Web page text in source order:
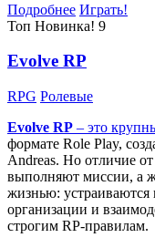
Подробнее Играть!
Топ Новинка! 9
Evolve RP
RPG Ролевые
Evolve RP – это
формате Role Play,
Andreas. Но отличие
выполняют миссии, а
жизнью: устраиваются
организации и
строгим RP-правилам.